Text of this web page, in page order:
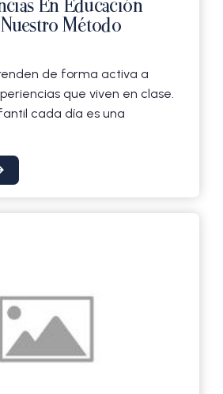
En Educación
Método
de forma activa a
que viven en clase.
cada día es una